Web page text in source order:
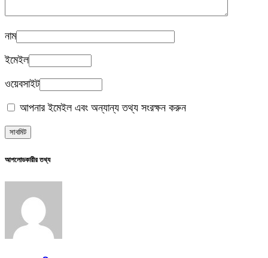
নাম
ইমেইল
ওয়েবসাইট
আপনার ইমেইল এবং অন্যান্য তথ্য সংরক্ষন করুন
আপলোডকারীর তথ্য